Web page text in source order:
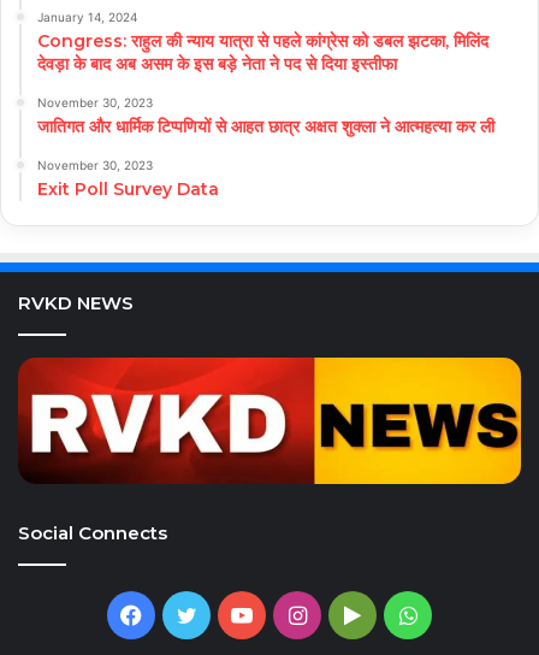
January 14, 2024
Congress: राहुल की न्याय यात्रा से पहले कांग्रेस को डबल झटका, मिलिंद
देवड़ा के बाद अब असम के इस बड़े नेता ने पद से दिया इस्तीफा
November 30, 2023
जातिगत और धार्मिक टिप्पणियों से आहत छात्र अक्षत शुक्ला ने आत्महत्या कर ली
November 30, 2023
Exit Poll Survey Data
RVKD NEWS
Social Connects
Facebook
TwitterYouTubeInstagram
GoogleWhatsApp